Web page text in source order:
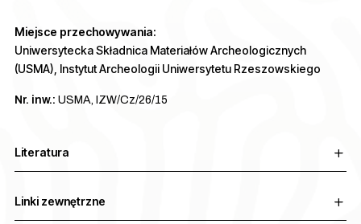
Miejsce przechowywania:
Uniwersytecka Składnica Materiałów Archeologicznych
(USMA), Instytut Archeologii Uniwersytetu Rzeszowskiego
Nr. inw.: USMA, IZW/Cz/26/15
Literatura
Linki zewnętrzne